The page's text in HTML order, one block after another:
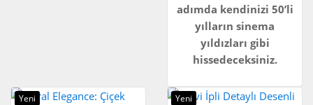
adımda kendinizi 50’li
yılların sinema
yıldızları gibi
hissedeceksiniz.
Yeni Yeni